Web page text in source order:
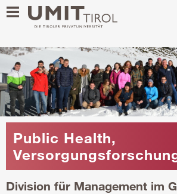
Public Health,
Division für Management im